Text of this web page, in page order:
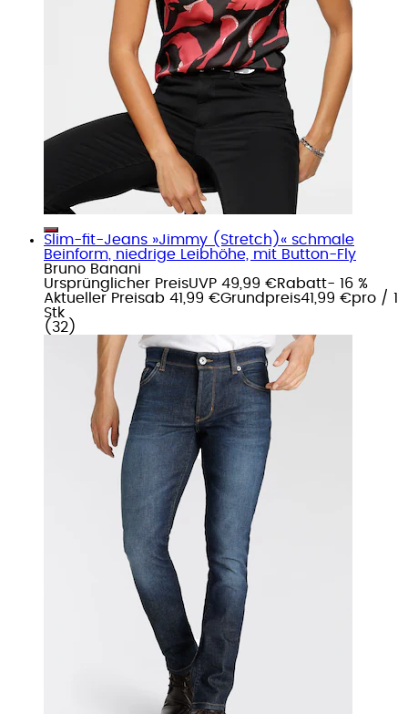
Slim-fit-Jeans »Jimmy (Stretch)« schmale
Beinform, niedrige Leibhöhe, mit Button-Fly
Bruno Banani
Ursprünglicher PreisUVP 49,99 €Rabatt- 16 %
Aktueller Preisab 41,99 €Grundpreis41,99 €pro / 1
Stk
( 32 )